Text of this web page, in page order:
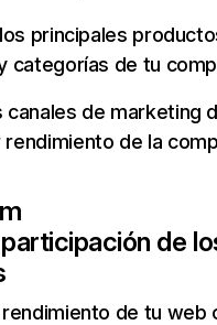
principales
categorías de tu
canales de marketing
rendimiento de la
de
de tu web